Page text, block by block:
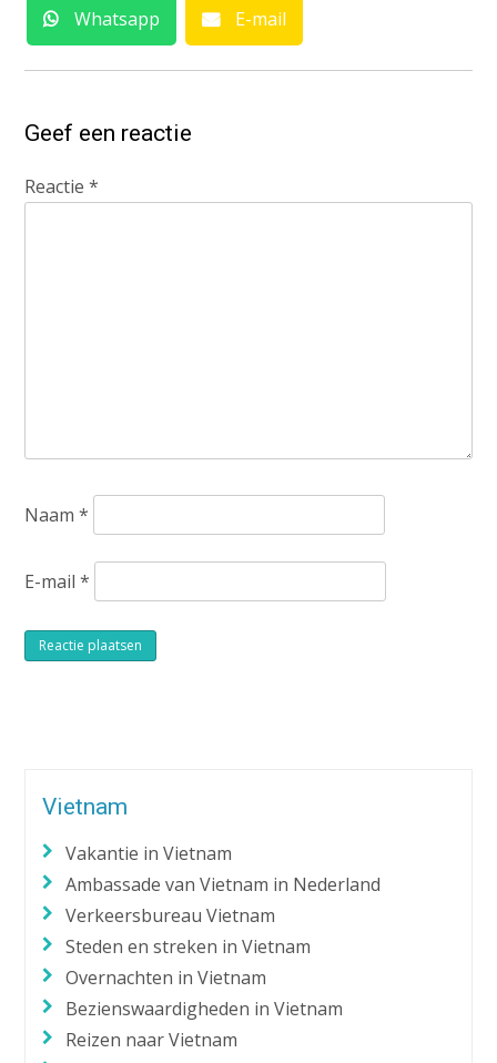
Whatsapp E-mail
Geef een reactie
Reactie*
Naam*
E-mail*
Vietnam
Vakantie in Vietnam
Ambassade van Vietnam in Nederland
Verkeersbureau Vietnam
Steden en streken in Vietnam
Overnachten in Vietnam
Bezienswaardigheden in Vietnam
Reizen naar Vietnam